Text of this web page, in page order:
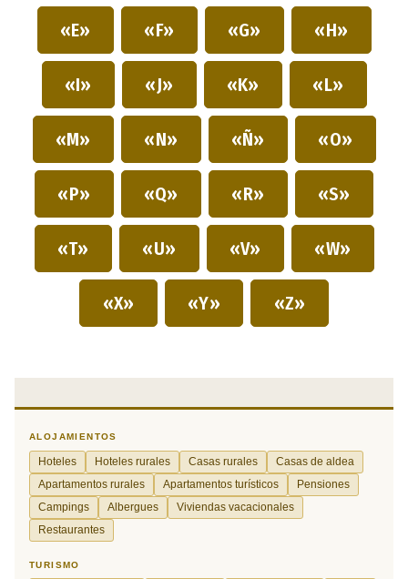
«E» «F» «G» «H»
«I» «J» «K» «L»
«M» «N» «Ñ» «O»
«P» «Q» «R» «S»
«T» «U» «V» «W»
«X» «Y» «Z»